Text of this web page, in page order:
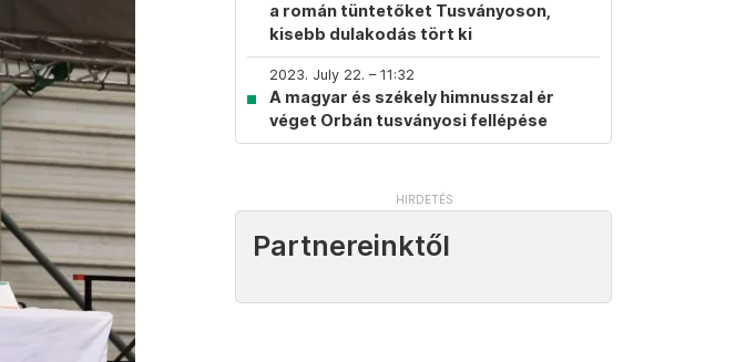
a román tüntetőket Tusványoson,
kisebb dulakodás tört ki
2023. July 22. – 11:32
A magyar és székely himnusszal ér
véget Orbán tusványosi fellépése
Partnereinktől